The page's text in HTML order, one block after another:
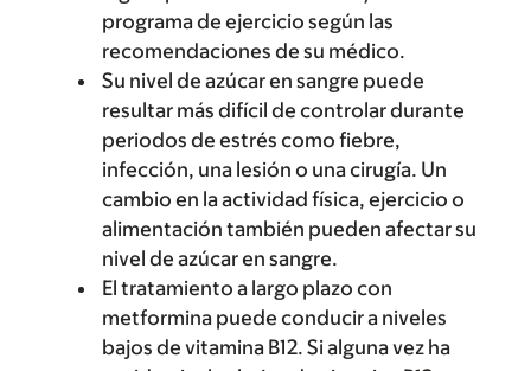
programa de ejercicio según las
recomendaciones de su médico.
Su nivel de azúcar en sangre puede
resultar más difícil de controlar durante
periodos de estrés como fiebre,
infección, una lesión o una cirugía. Un
cambio en la actividad física, ejercicio o
alimentación también pueden afectar su
nivel de azúcar en sangre.
El tratamiento a largo plazo con
metformina puede conducir a niveles
bajos de vitamina B12. Si alguna vez ha